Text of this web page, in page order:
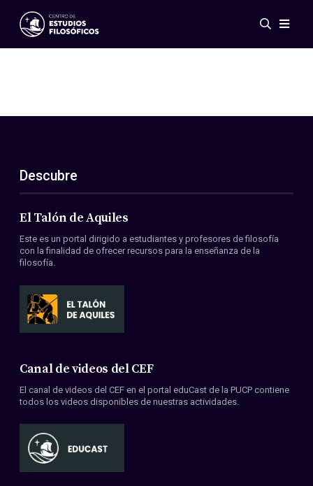
Eventos
ES
EN
Acerca de nosotros
Miembros
Convenios
Descubre
El Talón de Aquiles
Este es un portal dirigido a estudiantes y profesores de filosofía
con la finalidad de ofrecer recursos para la enseñanza de la
filosofía.
Canal de videos del CEF
El canal de videos del CEF en el portal eduCast de la PUCP contiene
todos los videos disponibles de nuestras actividades.